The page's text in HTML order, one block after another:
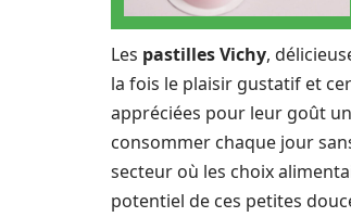
Les pastilles Vichy,
la fois le plaisir gustatif et
appréciées pour leur goût
consommer chaque jour
secteur où les choix
potentiel de ces petites